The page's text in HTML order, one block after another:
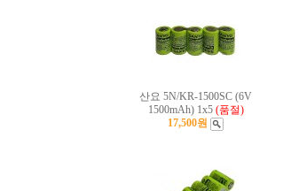
산요 5N/KR-1500SC (6V
1500mAh) 1x5 (품절)
17,500원